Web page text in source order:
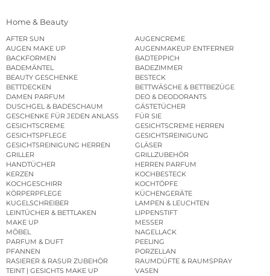
Home & Beauty
AFTER SUN
AUGENCREME
AUGEN MAKE UP
AUGENMAKEUP ENTFERNER
BACKFORMEN
BADTEPPICH
BADEMÄNTEL
BADEZIMMER
BEAUTY GESCHENKE
BESTECK
BETTDECKEN
BETTWÄSCHE & BETTBEZÜGE
DAMEN PARFUM
DEO & DEODORANTS
DUSCHGEL & BADESCHAUM
GÄSTETÜCHER
GESCHENKE FÜR JEDEN ANLASS
FÜR SIE
GESICHTSCREME
GESICHTSCREME HERREN
GESICHTSPFLEGE
GESICHTSREINIGUNG
GESICHTSREINIGUNG HERREN
GLÄSER
GRILLER
GRILLZUBEHÖR
HANDTÜCHER
HERREN PARFUM
KERZEN
KOCHBESTECK
KOCHGESCHIRR
KOCHTÖPFE
KÖRPERPFLEGE
KÜCHENGERÄTE
KUGELSCHREIBER
LAMPEN & LEUCHTEN
LEINTÜCHER & BETTLAKEN
LIPPENSTIFT
MAKE UP
MESSER
MÖBEL
NAGELLACK
PARFUM & DUFT
PEELING
PFANNEN
PORZELLAN
RASIERER & RASUR ZUBEHÖR
RAUMDÜFTE & RAUMSPRAY
TEINT | GESICHTS MAKE UP
VASEN